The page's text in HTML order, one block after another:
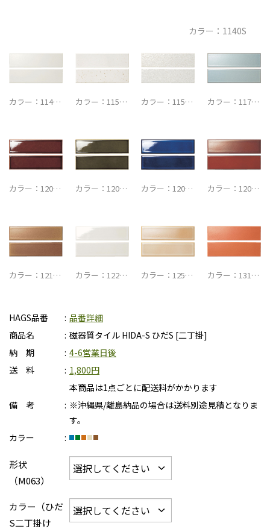
カラー：1140S
カラー：114… カラー：115… カラー：115… カラー：117…
カラー：120… カラー：120… カラー：120… カラー：120…
カラー：121… カラー：122… カラー：125… カラー：131…
HAGS品番
品番詳細
商品名
磁器質タイル HIDA-S ひだS [二丁掛]
納 期
4-6営業日後
送 料
1,800円
本商品は1点ごとに配送料がかかります
備 考
※沖縄県/離島納品の場合は送料別途見積となりま
す。
カラー
形状
（M063）
カラー（ひだ
S二丁掛け